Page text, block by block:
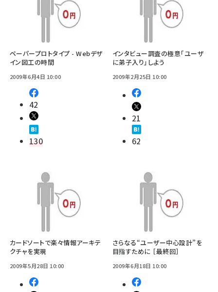
ペーパープロトタイプ - Webデザ
イン図工の時間
2009年6月4日 10:00
42
130
インタビュー調査の極意「ユーザ
に弟子入り」しよう
2009年2月25日 10:00
21
62
カードソートで楽々情報アーキテ
クチャを実現
2009年5月28日 10:00
さらなる“ユーザー中心設計”を
目指すために ［最終回］
2009年6月18日 10:00